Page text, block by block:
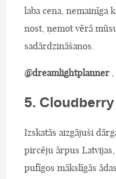
laba cena, nemainīga
nost, ņemot vērā
sadārdzināšanos.
@dreamlightplanner
5.
Izskatās aizgājuši
pircēju ārpus
pufīgos mākslīgās